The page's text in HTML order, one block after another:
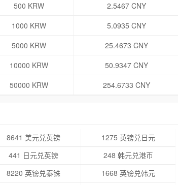
500 KRW
2.5467 CNY
1000 KRW
5.0935 CNY
5000 KRW
25.4673 CNY
10000 KRW
50.9347 CNY
50000 KRW 254.6733 CNY
8641 美元兑英镑
1275 英镑兑日元
441 日元兑英镑
248 韩元兑港币
8220 英镑兑泰铢
1668 英镑兑韩元